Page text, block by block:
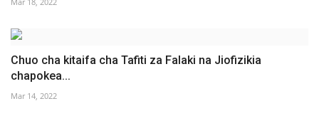
Chuo cha kitaifa cha Tafiti za Falaki na Jiofizikia
chapokea...
Mar 14, 2022